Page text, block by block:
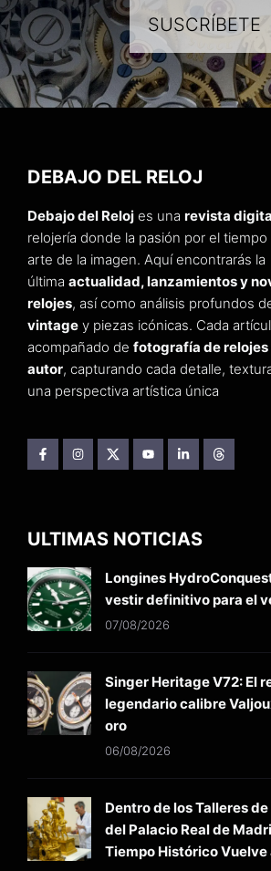
SUSCRÍBETE
DEBAJO DEL RELOJ
Debajo del Reloj es una revista
relojería donde la pasión por el
arte de la imagen. Aquí encontrarás la
última actualidad, lanzamientos y
relojes, así como análisis profundos
vintage y piezas icónicas. Cada
acompañado de fotografía de
autor, capturando cada detalle,
una perspectiva artística única
ULTIMAS NOTICIAS
Longines
vestir definitivo para el
07/08/2026
Singer Heritage V72: El
legendario calibre
oro
06/08/2026
Dentro de los Talleres
del Palacio Real de
Tiempo Histórico Vuelve